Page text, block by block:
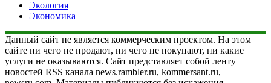
Экология
Экономика
Данный сайт не является коммерческим проектом. На этом
сайте ни чего не продают, ни чего не покупают, ни какие
услуги не оказываются. Сайт представляет собой ленту
новостей RSS канала news.rambler.ru, kommersant.ru,